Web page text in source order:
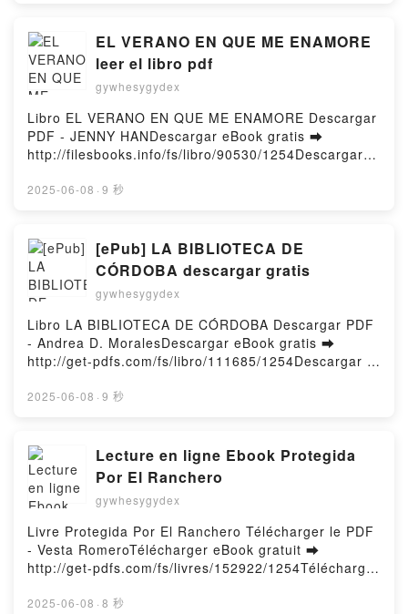
blender, 1 feutre à alcool gris, 1 fineliner, 1 crayon
graphite et 1 gomme Medzi-O Kindle, Le kit de
l'apprenti mangaka - Tout pour créer ses premiers
personnages mangas - Avec 10 feuilles de papier
layout, 1 feutre à alcool noir, 1 feutre à alcool
blender, 1 feutre à alcool gris, 1 fineliner, 1 crayon
graphite et 1 gomme Medzi-O Epub VK, Le kit de
l'apprenti mangaka - Tout pour créer ses premiers
personnages mangas - Avec 10 feuilles de papier
graphite et 1 gomme Medzi-O Téléchargement
gratuitPowered by Firstory Hosting
Didier Daeninckx PDF, Leurre de vérité et autres
nouvelles Didier Daeninckx Epub, Leurre de vérité et
autres nouvelles Didier Daeninckx Lire en ligne ,
Leurre de vérité et autres nouvelles Didier
Daeninckx Audiobook, Leurre de vérité et autres
nouvelles Didier Daeninckx VK, Leurre de vérité et
autres nouvelles Didier Daeninckx Kindle, Leurre de
vérité et autres nouvelles Didier Daeninckx Epub VK,
Leurre de vérité et autres nouvelles Didier
EL VERANO EN QUE ME ENAMORE
leer el libro pdf
gywhesygydex
Libro EL VERANO EN QUE ME ENAMORE Descargar
PDF - JENNY HANDescargar eBook gratis ➡
http://filesbooks.info/fs/libro/90530/1254Descargar o
Libro gratuito (PDF ePub Mobi) de JENNY HAN.EL
Epub, EL VERANO EN QUE ME ENAMORE JENNY
HAN Leer en línea , EL VERANO EN QUE ME
ENAMORE JENNY HAN Audiolibro, EL VERANO EN
QUE ME ENAMORE JENNY HAN VK, EL VERANO EN
QUE ME ENAMORE JENNY HAN Kindle, EL VERANO
EN QUE ME ENAMORE JENNY HAN Epub VK, EL
VERANO EN QUE ME ENAMORE JENNY HAN
Descargar gratisPowered by Firstory Hosting
2025-06-08 · 9 秒
[ePub] LA BIBLIOTECA DE
CÓRDOBA descargar gratis
gywhesygydex
Libro LA BIBLIOTECA DE CÓRDOBA Descargar PDF
- Andrea D. MoralesDescargar eBook gratis ➡
http://get-pdfs.com/fs/libro/111685/1254Descargar o
gratuito (PDF ePub Mobi) de Andrea D. Morales.LA
Epub, LA BIBLIOTECA DE CÓRDOBA Andrea D.
Morales Leer en línea , LA BIBLIOTECA DE
CÓRDOBA Andrea D. Morales Audiolibro, LA
BIBLIOTECA DE CÓRDOBA Andrea D. Morales VK,
LA BIBLIOTECA DE CÓRDOBA Andrea D. Morales
Kindle, LA BIBLIOTECA DE CÓRDOBA Andrea D.
Morales Epub VK, LA BIBLIOTECA DE CÓRDOBA
Andrea D. Morales Descargar gratisPowered by
Firstory Hosting
2025-06-08 · 9 秒
Lecture en ligne Ebook Protegida
Por El Ranchero
gywhesygydex
Livre Protegida Por El Ranchero Télécharger le PDF
- Vesta RomeroTélécharger eBook gratuit ➡
http://get-pdfs.com/fs/livres/152922/1254Télécharger
gratuit (PDF ePub Mobi) pan Vesta
2025-06-08 · 8 秒